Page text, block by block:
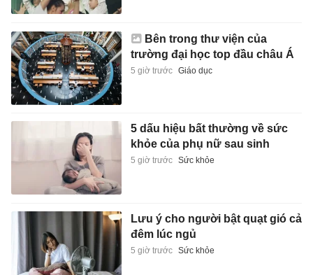
Bên trong thư viện của
trường đại học top đầu châu Á
5 giờ trước Giáo dục
5 dấu hiệu bất thường về sức
khỏe của phụ nữ sau sinh
5 giờ trước Sức khỏe
Lưu ý cho người bật quạt gió cả
đêm lúc ngủ
5 giờ trước Sức khỏe